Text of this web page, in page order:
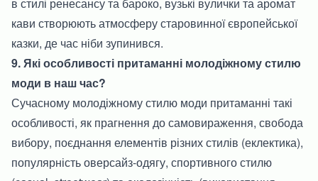
кави створюють атмосферу старовинної європейської
казки, де час ніби зупинився.
9. Які особливості притаманні молодіжному стилю
моди в наш час?
Сучасному молодіжному стилю моди притаманні такі
особливості, як прагнення до самовираження, свобода
вибору, поєднання елементів різних стилів (еклектика),
популярність оверсайз-одягу, спортивного стилю